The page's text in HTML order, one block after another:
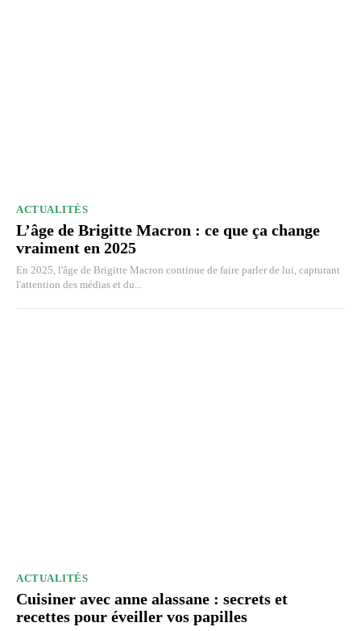
ACTUALITÉS
L’âge de Brigitte Macron : ce que ça change
vraiment en 2025
En 2025, l'âge de Brigitte Macron continue de faire parler de lui, capturant
l'attention des médias et du...
ACTUALITÉS
Cuisiner avec anne alassane : secrets et
recettes pour éveiller vos papilles